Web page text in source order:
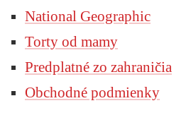
National Geographic
Torty od mamy
Predplatné zo zahraničia
Obchodné podmienky